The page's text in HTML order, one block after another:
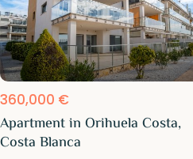
360,000 €
Apartment in Orihuela Costa,
Costa Blanca